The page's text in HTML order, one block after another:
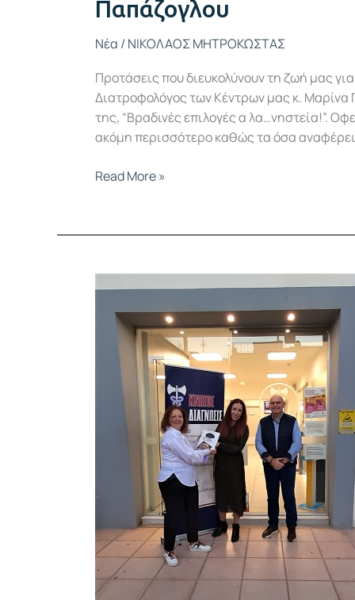
Παπάζογλου
Νέα / ΝΙΚΟΛΑΟΣ ΜΗΤΡΟΚΩΣΤΑΣ
Προτάσεις που διευκολύνουν τη ζωή μας
Διατροφολόγος των Κέντρων μας κ.
της, “Βραδινές επιλογές α λα…νηστεία!”.
ακόμη περισσότερο καθώς τα όσα αναφέρει
Read More »
επαγγελματικής
πορείας
ζωής,
Academy»
τα
«Κνωσός
Διάγνωσις»